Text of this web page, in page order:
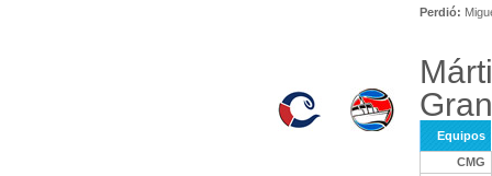
Perdió:
Equipos
CMG